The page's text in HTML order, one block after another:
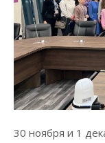
30 ноября и 1